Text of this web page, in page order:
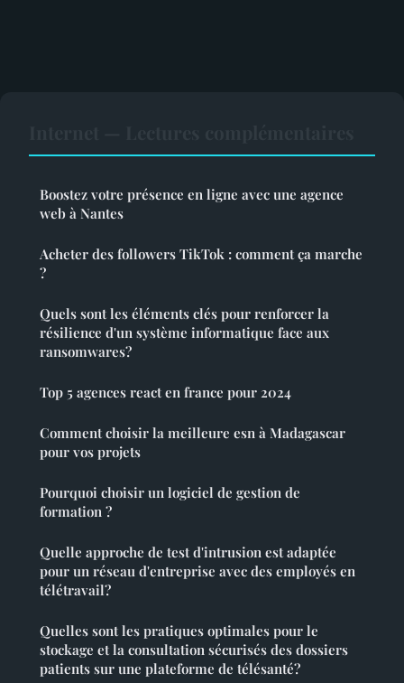
Boostez votre présence en ligne avec une agence
web à Nantes
Acheter des followers TikTok : comment ça marche
?
Quels sont les éléments clés pour renforcer la
résilience d'un système informatique face aux
ransomwares?
Top 5 agences react en france pour 2024
Comment choisir la meilleure esn à Madagascar
pour vos projets
Pourquoi choisir un logiciel de gestion de
formation ?
Quelle approche de test d'intrusion est adaptée
pour un réseau d'entreprise avec des employés en
télétravail?
Quelles sont les pratiques optimales pour le
stockage et la consultation sécurisés des dossiers
patients sur une plateforme de télésanté?